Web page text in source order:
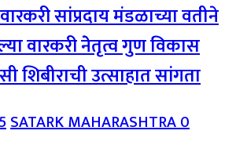
सांप्रदाय मंडळाच्या वतीने
वारकरी नेेतृत्व गुण विकास
शिबीराची उत्साहात सांगता
SATARK MAHARASHTRA0